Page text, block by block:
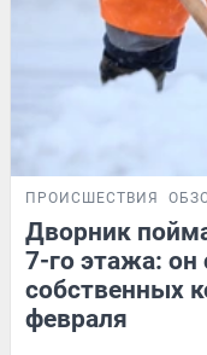
ПРОИСШЕСТВИЯ
Дворник
7-го этажа: он
собственных
февраля